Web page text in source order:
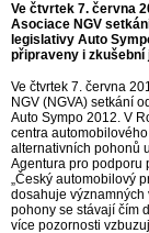
Ve čtvrtek 7. června
Asociace NGV
legislativy Auto
připraveny i zkušební
Ve čtvrtek 7. června
NGV (NGVA) setkání
Auto Sympo 2012. V
centra
alternativních pohonů
Agentura pro podporu
„Český automobilový
dosahuje významných
pohony se stávají čím
více pozornosti